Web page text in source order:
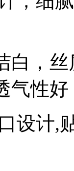
白，
气性
设计,